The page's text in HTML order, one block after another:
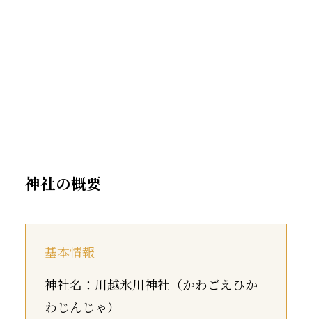
神社の概要
基本情報
神社名：川越氷川神社（かわごえひか
わじんじゃ）